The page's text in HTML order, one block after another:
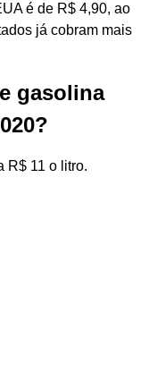
é de R$ 4,90, ao
já cobram mais
gasolina
R$ 11 o litro.